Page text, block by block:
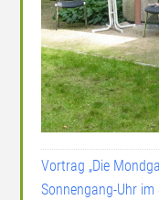
Vortrag „Die
Sonnengang-Uhr im